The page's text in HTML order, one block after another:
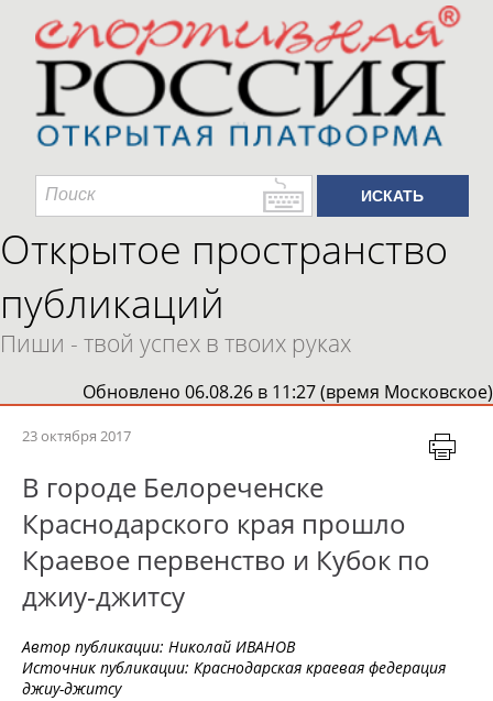
Открытое пространство
публикаций
Пиши - твой успех в твоих руках
Обновлено 06.08.26 в 11:27 (время Московское)
23 октября 2017
В городе Белореченске
Краснодарского края прошло
Краевое первенство и Кубок по
джиу-джитсу
Автор публикации: Николай ИВАНОВ
Источник публикации: Краснодарская краевая федерация
джиу-джитсу